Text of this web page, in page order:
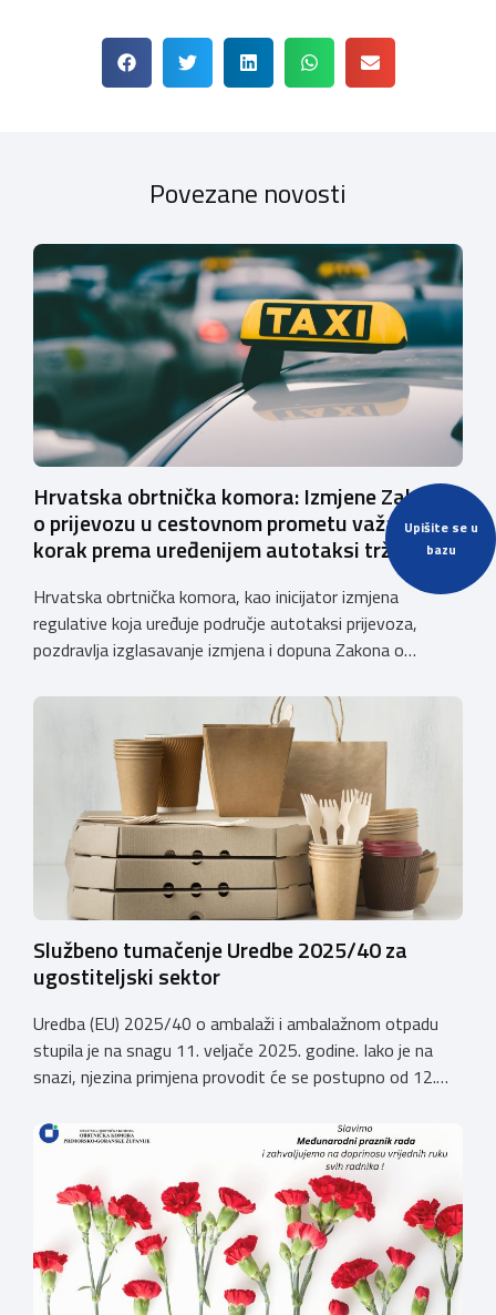
Upišite se u
bazu
Povezane novosti
Hrvatska obrtnička komora: Izmjene Zakona
o prijevozu u cestovnom prometu važan su
korak prema uređenijem autotaksi tržištu
Hrvatska obrtnička komora, kao inicijator izmjena
regulative koja uređuje područje autotaksi prijevoza,
pozdravlja izglasavanje izmjena i dopuna Zakona o
Komora upozorava na sve manjkavosti koje je donijela
potpuna liberalizacija taksi tržišta tako da ove izmjene
predstavljaju važan iskorak prema uređenijem tržištu,
sigurnijem prijevozu putnika i stvaranju pravednijih uvjeta
Službeno tumačenje Uredbe 2025/40 za
ugostiteljski sektor
Uredba (EU) 2025/40 o ambalaži i ambalažnom otpadu
stupila je na snagu 11. veljače 2025. godine. Iako je na
snazi, njezina primjena provodit će se postupno od 12.
zatražila je od Ministarstva zaštite okoliša i zelene
tranzicije službeno tumačenje Uredbe te njen utjecaj na
ugostiteljski sektor. Tumačenje prenosimo u cijelosti: […]